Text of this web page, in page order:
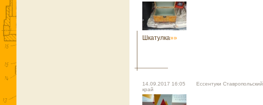
Шкатулка»»
14.09.2017 16:05 Ессентуки Ставропольский
край